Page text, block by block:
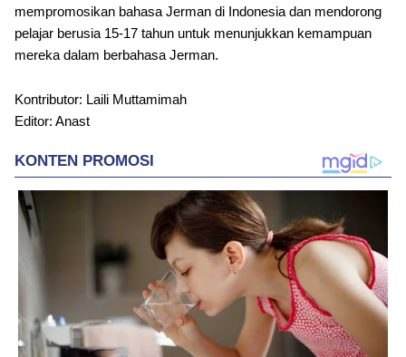
mempromosikan bahasa Jerman di Indonesia dan mendorong
pelajar berusia 15-17 tahun untuk menunjukkan kemampuan
mereka dalam berbahasa Jerman.
Kontributor: Laili Muttamimah
Editor: Anast